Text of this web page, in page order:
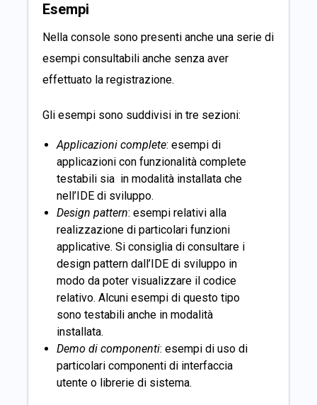
Esempi
Nella console sono presenti anche una serie di
esempi consultabili anche senza aver
effettuato la registrazione.
Gli esempi sono suddivisi in tre sezioni:
Applicazioni complete: esempi di
applicazioni con funzionalità complete
testabili sia in modalità installata che
nell’IDE di sviluppo.
Design pattern: esempi relativi alla
realizzazione di particolari funzioni
applicative. Si consiglia di consultare i
design pattern dall’IDE di sviluppo in
modo da poter visualizzare il codice
relativo. Alcuni esempi di questo tipo
sono testabili anche in modalità
installata.
Demo di componenti: esempi di uso di
particolari componenti di interfaccia
utente o librerie di sistema.